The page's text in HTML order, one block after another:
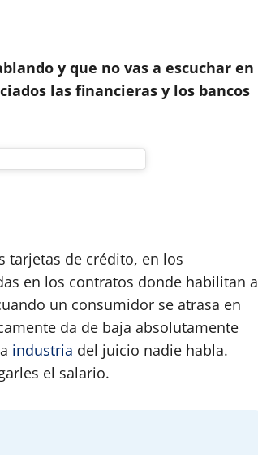
y que no vas a escuchar en
las financieras y los bancos
tarjetas de crédito, en los
en los contratos donde habilitan a
un consumidor se atrasa en
da de baja absolutamente
industria del juicio nadie habla.
el salario.